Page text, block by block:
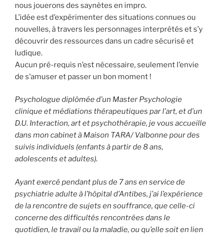
nous jouerons des saynètes en impro.
L’idée est d’expérimenter des situations connues ou
nouvelles, à travers les personnages interprétés et s’y
découvrir des ressources dans un cadre sécurisé et
ludique.
Aucun pré-requis n’est nécessaire, seulement l’envie
de s’amuser et passer un bon moment !
Psychologue diplômée d’un Master Psychologie
clinique et médiations thérapeutiques par l’art, et d’un
D.U. Interaction, art et psychothérapie, je vous accueille
dans mon cabinet à Maison TARA/ Valbonne pour des
suivis individuels (enfants à partir de 8 ans,
adolescents et adultes).
Ayant exercé pendant plus de 7 ans en service de
psychiatrie adulte à l’hôpital d’Antibes, j’ai l’expérience
de la rencontre de sujets en souffrance, que celle-ci
concerne des difficultés rencontrées dans le
quotidien, le travail ou la maladie, ou qu’elle soit en lien